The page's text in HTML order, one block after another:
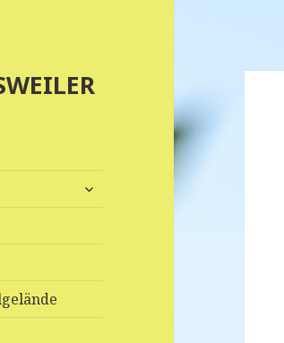
untermenü